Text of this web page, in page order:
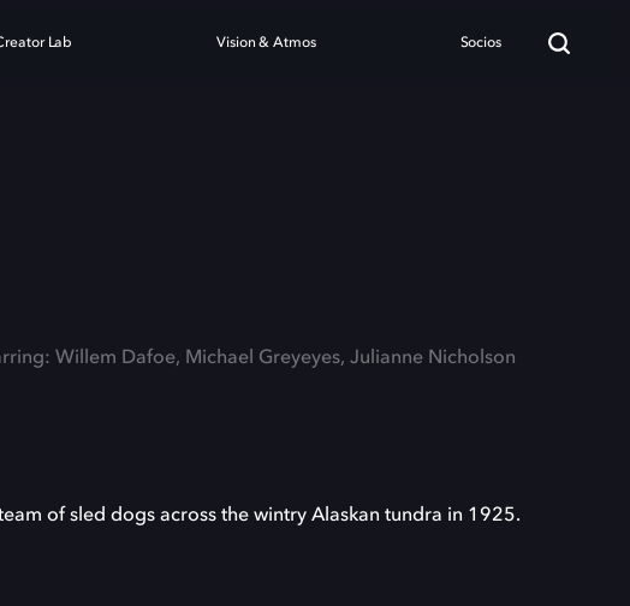
Lab Vision & Atmos Socios
Willem Dafoe, Michael Greyeyes, Julianne Nicholson
of sled dogs across the wintry Alaskan tundra in 1925.